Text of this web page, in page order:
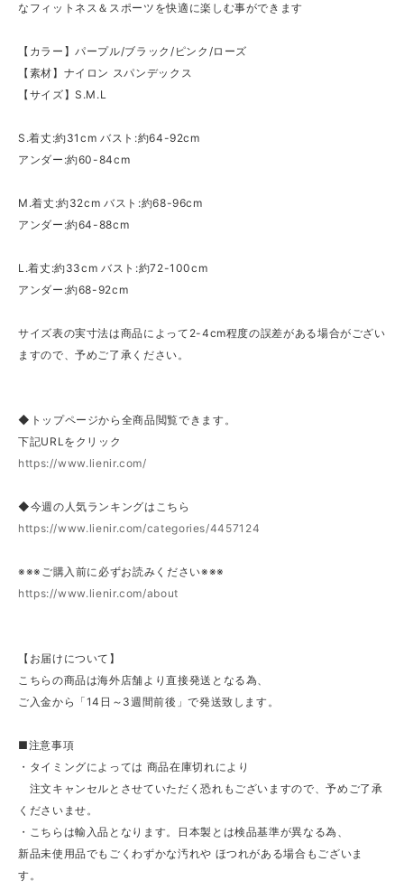
なフィットネス＆スポーツを快適に楽しむ事ができます
【カラー】パープル/ブラック/ピンク/ローズ
【素材】ナイロン スパンデックス
【サイズ】S.M.L
S.着丈:約31cm バスト:約64-92cm
アンダー:約60-84cm
M.着丈:約32cm バスト:約68-96cm
アンダー:約64-88cm
L.着丈:約33cm バスト:約72-100cm
アンダー:約68-92cm
サイズ表の実寸法は商品によって2-4cm程度の誤差がある場合がござい
ますので、予めご了承ください。
◆トップページから全商品閲覧できます。
下記URLをクリック
https://www.lienir.com/
◆今週の人気ランキングはこちら
https://www.lienir.com/categories/4457124
※※※ご購入前に必ずお読みください※※※
https://www.lienir.com/about
【お届けについて】
こちらの商品は海外店舗より直接発送となる為、
ご入金から「14日～3週間前後」で発送致します。
■注意事項
・タイミングによっては 商品在庫切れにより
注文キャンセルとさせていただく恐れもございますので、予めご了承
くださいませ。
・こちらは輸入品となります。日本製とは検品基準が異なる為、
新品未使用品でもごくわずかな汚れや ほつれがある場合もございま
す。